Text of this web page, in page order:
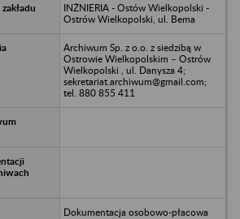
INŻNIERIA - Ostów Wielkopolski -
Ostrów Wielkopolski, ul. Bema
Archiwum Sp. z o.o. z siedzibą w
Ostrowie Wielkopolskim – Ostrów
Wielkopolski , ul. Danysza 4;
sekretariat.archiwum@gmail.com;
tel. 880 855 411
Dokumentacja osobowo-płacowa